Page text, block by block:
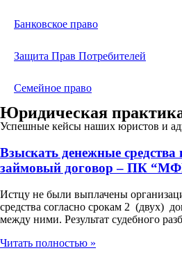
Банковское право
Защита Прав Потребителей
Семейное право
Юридическая
Успешные кейсы наших юристов и
Взыскать денежные средства
займовый договор – ПК
Истцу не были выплачены
средства согласно срокам 2 (двух)
между ними. Результат судебного
Читать полностью »